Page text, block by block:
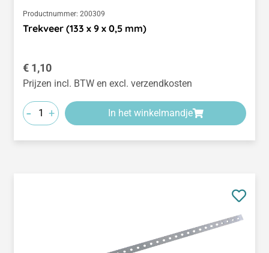
Productnummer: 200309
Trekveer (133 x 9 x 0,5 mm)
Normale prijs:
€ 1,10
Prijzen incl. BTW en excl. verzendkosten
- + In het winkelmandje